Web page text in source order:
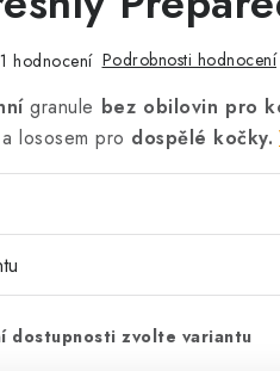
1 hodnocení Podrobnosti hodnocení
granule bez obilovin pro
a lososem pro dospělé kočky.
dostupnosti zvolte variantu